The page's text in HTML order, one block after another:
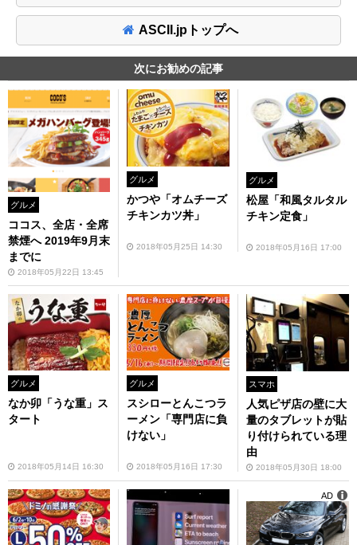
ASCII.jpトップへ
次にお勧めの記事
グルメ
ココス、全店・全席
禁煙へ 2019年9月末
までに
2018年05月22日 13:45
グルメ
かつや「オムチーズ
チキンカツ丼」
2018年05月25日 14:30
グルメ
松屋「和風タルタル
チキン定食」
2018年05月16日 17:00
グルメ
なか卯「うな重」ス
タート
2018年05月14日 16:30
グルメ
スシローとんこつラ
ーメン「専門店に負
けない」
2018年05月16日 17:30
スマホ
人気ピザ店の壁に大
量のタブレットが貼
り付けられている理
由
2018年05月30日 18:00
AD